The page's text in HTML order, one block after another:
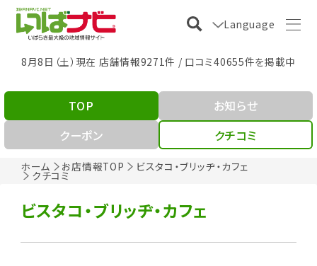
Language
8月8日（土）現在 店舗情報9271件 / 口コミ40655件を掲載中
ホーム お店情報TOP ビスタコ・ブリッヂ・カフェ
クチコミ
TOP
お知らせ
クーポン
クチコミ
ビスタコ・ブリッヂ・カフェ